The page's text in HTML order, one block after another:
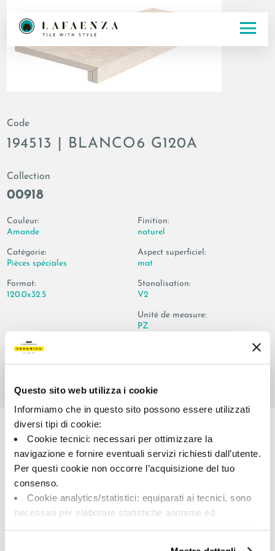
Questo sito web utilizza i cookie
Informiamo che in questo sito possono essere utilizzati
diversi tipi di cookie:
Cookie tecnici: necessari per ottimizzare la
navigazione e fornire eventuali servizi richiesti dall’utente.
Per questi cookie non occorre l’acquisizione del tuo
consenso.
Cookie analytics/statistici: equiparati ai tecnici, sono
necessari per elaborare statistiche anonime ed
Code
194513 | BLANCO6 G120A
Collection
00918
Couleur:
Amande
Catégorie:
Pièces spéciales
Format:
120.0x32.5
Finition:
naturel
Aspect superficiel:
mat
Stonalisation:
V2
Unité de measure:
PZ
Share:
Via Vittorio Veneto, 13 - 40026 Imola (BO)